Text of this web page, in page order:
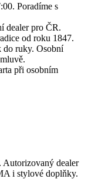
Poradíme s
dealer pro ČR.
od roku 1847.
ruky. Osobní
při osobním
Autorizovaný dealer
i stylové doplňky.